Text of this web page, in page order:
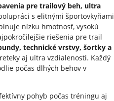
pre trailový beh, ultra
s elitnými športovkyňami
nízku hmotnosť, vysokú
riešenia pre trail
technické vrstvy, šortky a
aj ultra vzdialenosti. Každý
počas dlhých behov v
pohyb počas tréningu aj